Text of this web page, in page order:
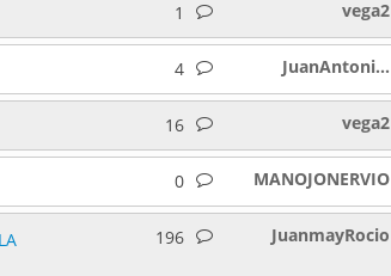
1 vega2
4 JuanAntoni...
16 vega2
0 MANOJONERVIO
196 JuanmayRocio